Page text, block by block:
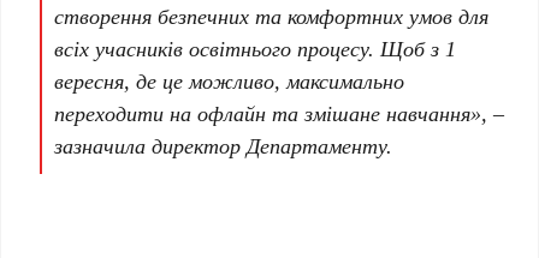
створення безпечних та комфортних умов для
всіх учасників освітнього процесу. Щоб з 1
вересня, де це можливо, максимально
переходити на офлайн та змішане навчання», –
зазначила директор Департаменту.